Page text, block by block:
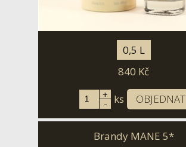
0,5 L
840 Kč
+
- ks OBJEDNAT
Brandy MANE 5*